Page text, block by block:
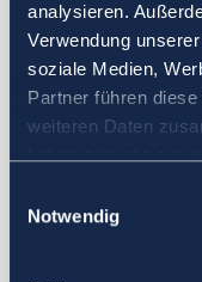
analysieren.
Verwendung
soziale Medien,
Partner führen
weiteren Daten
Notwendig